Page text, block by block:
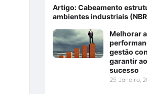
Artigo: Cabeamento
ambientes industriais
Melhorar a
gestão
garantir
sucesso
25 Janeiro,